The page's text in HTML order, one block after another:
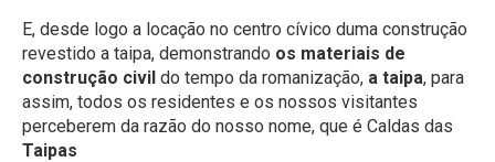
E, desde logo a locação no centro cívico duma construção
revestido a taipa, demonstrando os materiais de
construção civil do tempo da romanização, a taipa, para
assim, todos os residentes e os nossos visitantes
perceberem da razão do nosso nome, que é Caldas das
Taipas